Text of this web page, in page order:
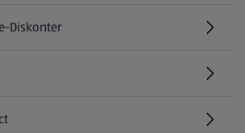
Diskonter
Tab)